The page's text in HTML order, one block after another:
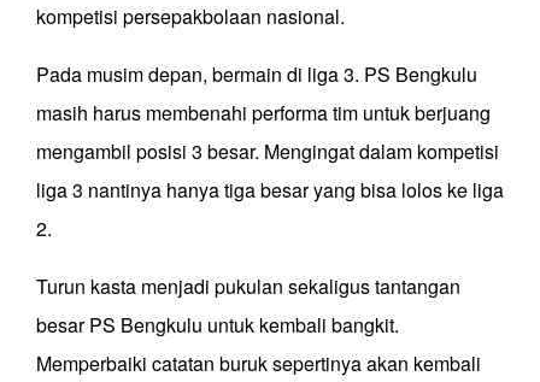
kompetisi persepakbolaan nasional.
Pada musim depan, bermain di liga 3. PS Bengkulu
masih harus membenahi performa tim untuk berjuang
mengambil posisi 3 besar. Mengingat dalam kompetisi
liga 3 nantinya hanya tiga besar yang bisa lolos ke liga
2.
Turun kasta menjadi pukulan sekaligus tantangan
besar PS Bengkulu untuk kembali bangkit.
Memperbaiki catatan buruk sepertinya akan kembali